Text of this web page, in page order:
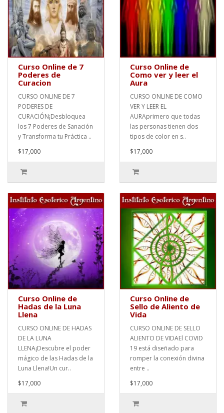
Curso Online de 7
Poderes de
Curacion
CURSO ONLINE DE 7
PODERES DE
CURACIÓN¡Desbloquea
los 7 Poderes de Sanación
y Transforma tu Práctica ..
$17,000
Curso Online de
Como ver y leer el
Aura
CURSO ONLINE DE COMO
VER Y LEER EL
AURAprimero que todas
las personas tienen dos
tipos de color en s..
$17,000
Curso Online de
Hadas de la Luna
Llena
CURSO ONLINE DE HADAS
DE LA LUNA
LLENA¡Descubre el poder
mágico de las Hadas de la
Luna Llena!Un cur..
$17,000
Curso Online de
Sello de Aliento de
Vida
CURSO ONLINE DE SELLO
ALIENTO DE VIDAEl COVID
19 está diseñado para
romper la conexión divina
entre ..
$17,000